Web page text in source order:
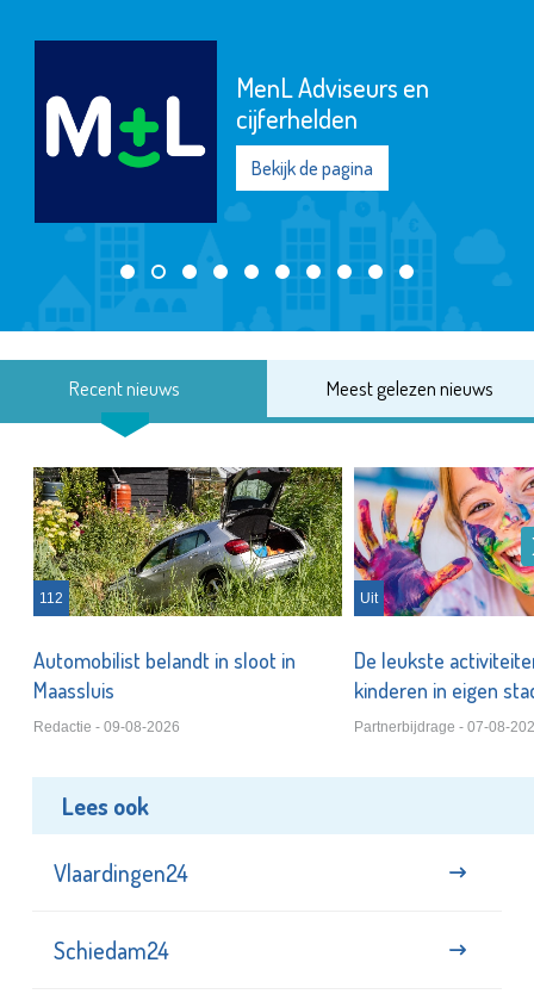
MenL Adviseurs en
cijferhelden
Bekijk de pagina
Recent nieuws Meest gelezen nieuws
112
Automobilist belandt in sloot in
Maassluis
Redactie - 09-08-2026
Uit
De leukste
kinderen in eigen
Partnerbijdrage - 07-08-
Lees ook
Vlaardingen24
Schiedam24